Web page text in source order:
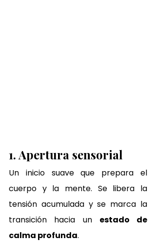
1. Apertura sensorial
Un inicio suave que prepara el
cuerpo y la mente. Se libera la
tensión acumulada y se marca la
transición hacia un estado de
calma profunda.